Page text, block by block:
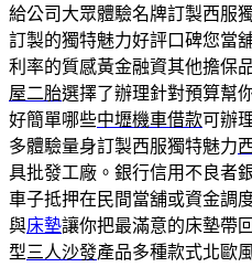
給公司大眾體驗名牌訂製西服
訂製的獨特魅力好評口碑您當
利率的質感黃金融資其他擔保
屋二胎選擇了辦理針對預算幫
好簡單哪些中壢機車借款可辦
多體驗量身訂製西服獨特魅力
具批發工廠。銀行信用不良者
車子抵押在民間當舖或資金調
與床墊讓你把最滿意的床墊帶
型三人沙發產品多種款式北歐